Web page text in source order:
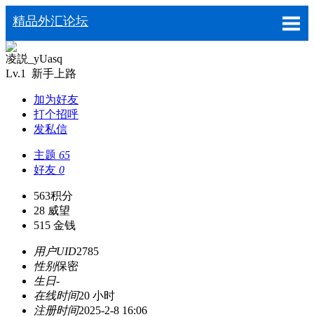
精品外汇论坛
凌説_yUasq
Lv.1 新手上路
加为好友
打个招呼
发私信
主题 65
好友 0
563积分
28 威望
515 金钱
用户UID2785
性别保密
生日-
在线时间20 小时
注册时间2025-2-8 16:06